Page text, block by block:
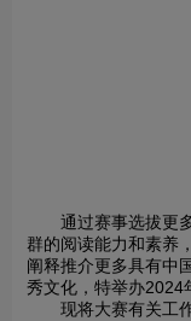
通过赛事选拔更
群的阅读能力和素养
阐释推介更多具有中
秀文化，特举办2024
现将大赛有关工